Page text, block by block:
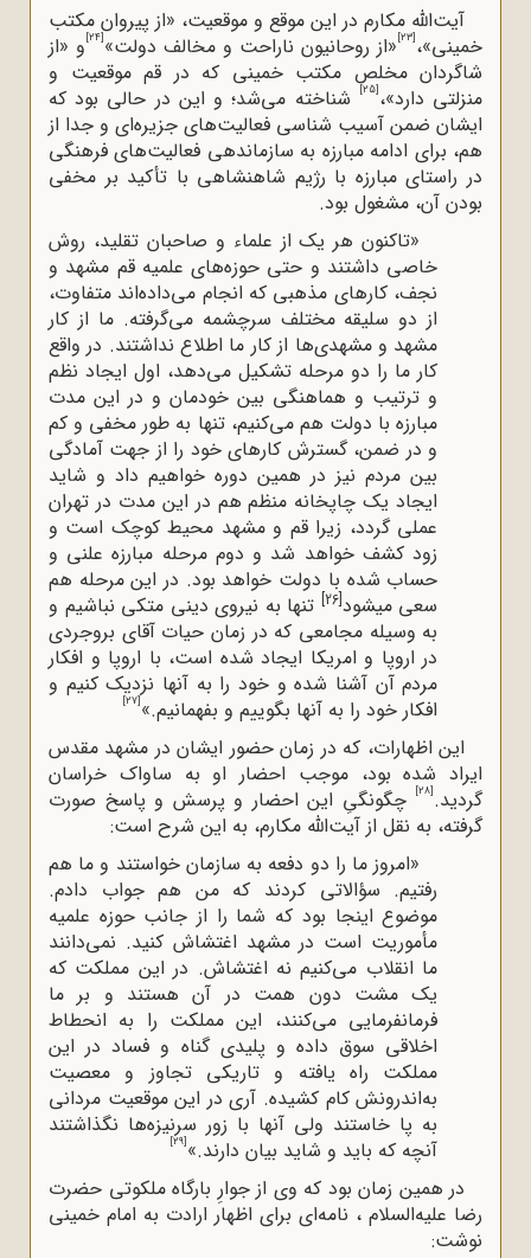
آیت‌الله‌ مکارم در این موقع و موقعیت، «از پیروان مکتب
خمینی»،[23]«از روحانیون ناراحت و مخالف دولت»[24]و «از
شاگردان مخلص مکتب خمینی که در قم موقعیت و
منزلتی دارد»،[25] شناخته می‌شد؛ و این در حالی بود که
‌ایشان ضمن آسیب شناسی فعالیت‌های جزیره‌ای و جدا از
هم، برای ادامه مبارزه به سازماندهی فعالیت‌های فرهنگی
در راستای مبارزه با رژیم شاهنشاهی با تأکید بر مخفی
بودن آن، مشغول بود.
«تاکنون هر یک از علماء و صاحبان تقلید، روش
خاصی داشتند و حتی حوزههای علمیه قم مشهد و
نجف، کارهای مذهبی که انجام میداده‌اند متفاوت،
از دو سلیقه مختلف سرچشمه میگرفته. ما از کار
مشهد و مشهدی‌ها از کار ما اطلاع نداشتند. در واقع
کار ما را دو مرحله تشکیل میدهد، اول ایجاد نظم
و ترتیب و هماهنگی بین خودمان و در این مدت
مبارزه با دولت هم میکنیم، تنها به طور مخفی و کم
و در ضمن، گسترش کارهای خود را از جهت آمادگی
بین مردم نیز در همین دوره خواهیم داد و شاید
ایجاد یک چاپخانه منظم هم در این مدت در تهران
عملی گردد، زیرا قم و مشهد محیط کوچک است و
زود کشف خواهد شد و دوم مرحله مبارزه علنی و
حساب شده با دولت خواهد بود. در این مرحله هم
سعی میشود[26] تنها به نیروی دینی متکی نباشیم و
به وسیله مجامعی که در زمان حیات آقای بروجردی
در اروپا و‌ امریکا ایجاد شده است، با اروپا و افکار
مردم آن آشنا شده و خود را به آنها نزدیک کنیم و
افکار خود را به آنها بگوییم و بفهمانیم.»[27]
این اظهارات، که در زمان حضور ایشان در مشهد مقدس
ایراد شده بود، موجب احضار او به ساواک خراسان
گردید.[28] چگونگیِ این احضار و پرسش و پاسخ صورت
گرفته، به نقل از آیت‌الله‌ مکارم، به این شرح است:
«‌امروز ما را دو دفعه به سازمان خواستند و ما هم
رفتیم. سؤالاتی کردند که من هم جواب دادم.
موضوع اینجا بود که شما را از جانب حوزه علمیه
مأموریت است در مشهد اغتشاش کنید. نمیدانند
ما انقلاب میکنیم نه اغتشاش. در این مملکت که
یک مشت دون همت در آن هستند و بر ما
فرمانفرمایی میکنند، این مملکت را به انحطاط
اخلاقی سوق داده و پلیدی گناه و فساد در این
مملکت راه یافته و تاریکی تجاوز و معصیت
به‌اندرونش کام کشیده. آری در این موقعیت مردانی
به پا خاستند ولی آنها با زور سرنیزه‌ها نگذاشتند
آنچه که باید و شاید بیان دارند.»[29]
در همین زمان بود که وی از جوارِ بارگاه ملکوتی حضرت
رضا علیه‌السلام ، نامه‌ای برای اظهار ارادت به امام خمینی
نوشت: